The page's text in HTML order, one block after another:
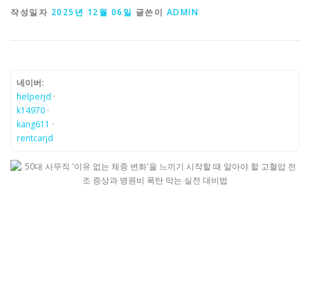
작성일자 2025년 12월 06일 글쓴이 ADMIN
네이버:
helperjd ·
k14970 ·
kang611 ·
rentcarjd